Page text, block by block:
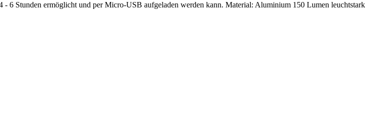
6 Stunden ermöglicht und per Micro-USB aufgeladen werden kann. Material: Aluminium 150 Lumen leuchtstark